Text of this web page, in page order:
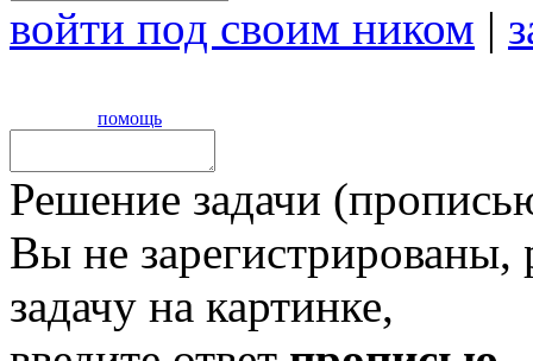
войти под своим ником |
помощь
Решение задачи
Вы не
задачу на картинке,